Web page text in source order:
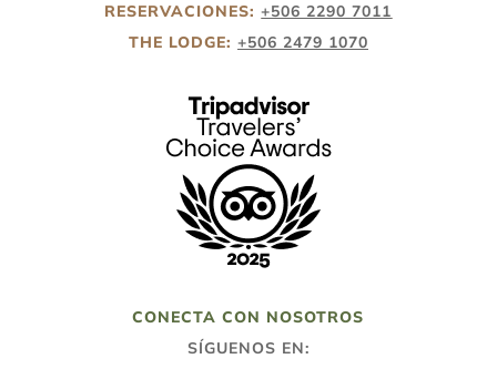
RESERVACIONES:+506 2290 7011
THE LODGE: +506 2479 1070
CONECTA CON NOSOTROS
SÍGUENOS EN: